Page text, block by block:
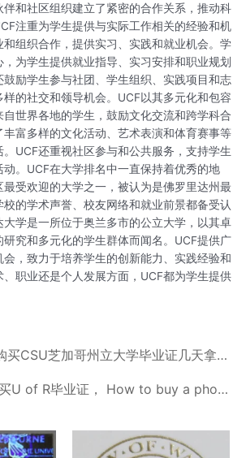
和社区组织建立了紧密的合作关系，推动科
注重为学生提供与实际工作相关的经验和机
组织合作，提供实习、实践和就业机会。学
为学生提供就业指导、实习安排和职业规划
励学生参与社团、学生组织、实践项目和志
的社交和领导机会。UCF以其多元化和包容
世界各地的学生，鼓励文化交流和跨学科合
富多样的文化活动、艺术表演和体育赛事等
UCF还重视社区参与和公共服务，支持学生
。UCF在大学排名中一直保持着优秀的地
受欢迎的大学之一，被认为是佛罗里达州最
的学术声誉、校友网络和就业前景都备受认
学是一所位于奥兰多市的公立大学，以其卓
究和多元化的学生群体而闻名。UCF提供广
，致力于培养学生的创新能力、实践经验和
职业还是个人发展方面，UCF都为学生提供
在线购买CSU芝加哥州立大学毕业证几天拿到？
怎样购买U of R毕业证， How to buy a phony UofR diploma？